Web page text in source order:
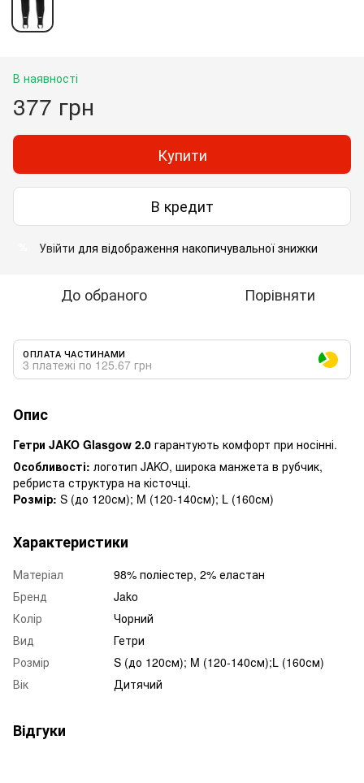
В наявності
377 грн
Купити
В кредит
Увійти для відображення накопичувальної знижки
До обраного Порівняти
ОПЛАТА ЧАСТИНАМИ
3 платежі по 125.67 грн
Опис
Гетри JAKO Glasgow 2.0 гарантують комфорт при носінні.
Особливості: логотип JAKO, широка манжета в рубчик,
ребриста структура на кісточці.
Розмір: S (до 120см); M (120-140см); L (160см)
Характеристики
Матеріал
98% поліестер, 2% еластан
Бренд
Jako
Колір
Чорний
Вид
Гетри
Розмір
S (до 120см); M (120-140см);L (160см)
Вік
Дитячий
Відгуки